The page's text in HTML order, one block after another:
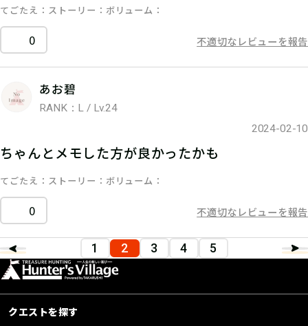
てごたえ ストーリー ボリューム
0 不適切なレビューを報告
あお碧
RANK：L / Lv.24
2024-02-10
ちゃんとメモした方が良かったかも
てごたえ ストーリー ボリューム
0 不適切なレビューを報告
1 2 3 4 5
クエストを探す